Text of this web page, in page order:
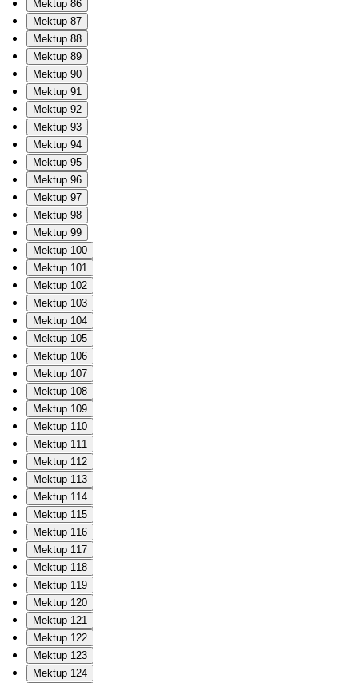
Mektup 86
Mektup 87
Mektup 88
Mektup 89
Mektup 90
Mektup 91
Mektup 92
Mektup 93
Mektup 94
Mektup 95
Mektup 96
Mektup 97
Mektup 98
Mektup 99
Mektup 100
Mektup 101
Mektup 102
Mektup 103
Mektup 104
Mektup 105
Mektup 106
Mektup 107
Mektup 108
Mektup 109
Mektup 110
Mektup 111
Mektup 112
Mektup 113
Mektup 114
Mektup 115
Mektup 116
Mektup 117
Mektup 118
Mektup 119
Mektup 120
Mektup 121
Mektup 122
Mektup 123
Mektup 124